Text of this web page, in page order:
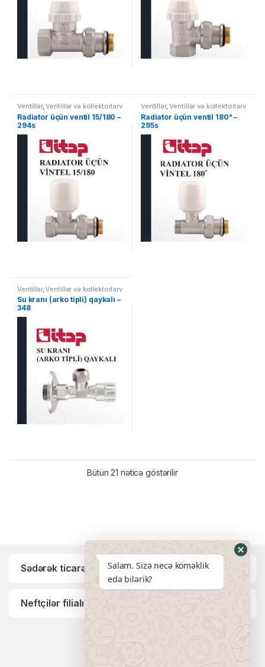
Ventillər,Ventillər və kollektorlarv
Radiator üçün ventil 15/180 –
294s
Ventillər,Ventillər və kollektorlarv
Radiator üçün ventil 180° –
295s
Ventillər,Ventillər və kollektorlarv
Su kranı (arko tipli) qaykalı –
348
Bütün 21 nəticə göstərilir
Sədərək ticarət mərkəzi filialı:
Neftçilər filialı:
Salam. Sizə necə köməklik
edə bilərik?